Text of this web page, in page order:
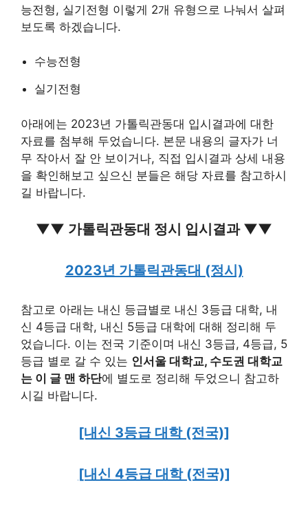
능전형, 실기전형 이렇게 2개 유형으로 나눠서 살펴
보도록 하겠습니다.
수능전형
실기전형
아래에는 2023년 가톨릭관동대 입시결과에 대한
자료를 첨부해 두었습니다. 본문 내용의 글자가 너
무 작아서 잘 안 보이거나, 직접 입시결과 상세 내용
을 확인해보고 싶으신 분들은 해당 자료를 참고하시
길 바랍니다.
▼▼ 가톨릭관동대 정시 입시결과 ▼▼
2023년 가톨릭관동대 (정시)
참고로 아래는 내신 등급별로 내신 3등급 대학, 내
신 4등급 대학, 내신 5등급 대학에 대해 정리해 두
었습니다. 이는 전국 기준이며 내신 3등급, 4등급, 5
등급 별로 갈 수 있는 인서울 대학교, 수도권 대학교
는 이 글 맨 하단에 별도로 정리해 두었으니 참고하
시길 바랍니다.
[내신 3등급 대학 (전국)]
[내신 4등급 대학 (전국)]